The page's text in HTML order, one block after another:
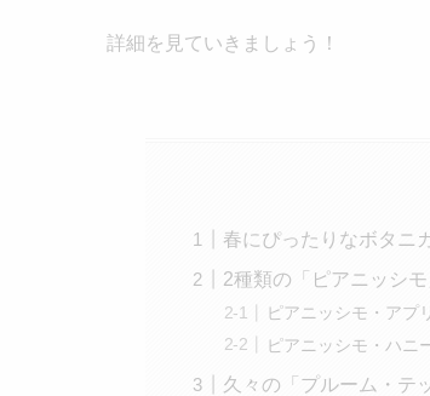
詳細を見ていきましょう！
春にぴったりなボタニ
2種類の「ピアニッシ
ピアニッシモ・アプ
ピアニッシモ・ハニ
久々の「プルーム・テ